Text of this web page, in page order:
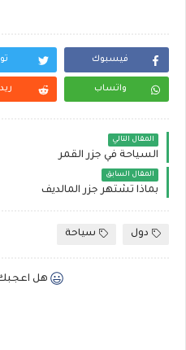
فيسبوك
واتساب
المقال التالي
السياحة في جزر القمر
المقال السابق
بماذا تشتهر جزر المالديف
دول سياحة
هل